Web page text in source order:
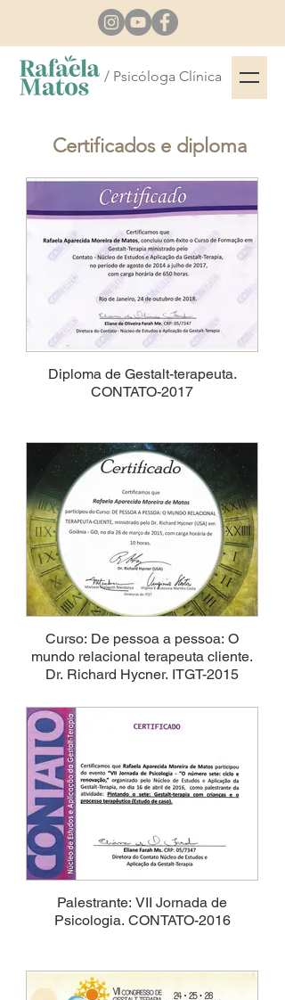
/ Psicóloga Clínica
Certificados e diploma
Diploma de Gestalt-terapeuta.
CONTATO-2017
Curso: De pessoa a pessoa: O
mundo relacional terapeuta cliente.
Dr. Richard Hycner. ITGT-2015
Palestrante: VII Jornada de
Psicologia. CONTATO-2016